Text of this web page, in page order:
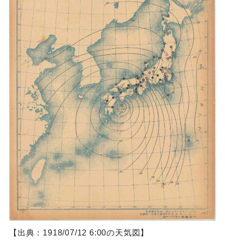
【出典：1918/07/12 6:00の天気図】